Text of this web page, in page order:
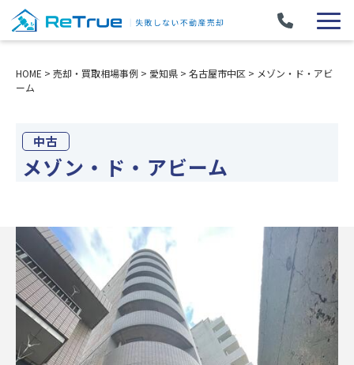
HOME > 売却・買取相場事例 > 愛知県 > 名古屋市中区 > メゾン・ド・アビ
ーム
中古
メゾン・ド・アビーム